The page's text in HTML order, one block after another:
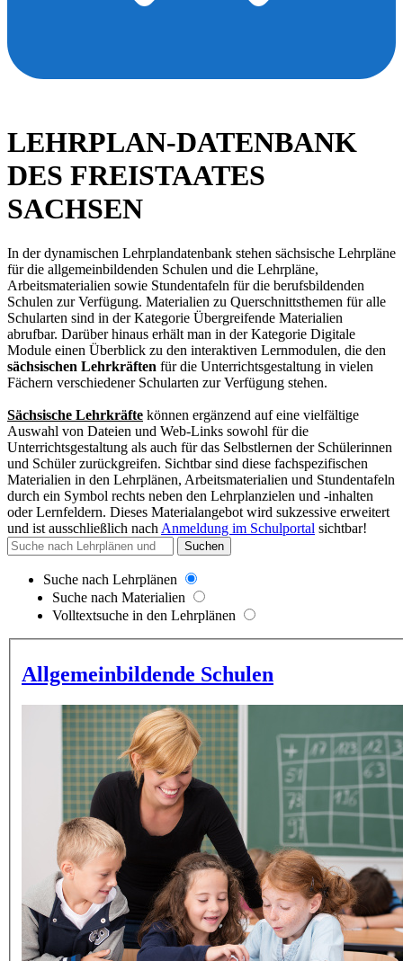
LEHRPLAN-DATENBANK
DES FREISTAATES
SACHSEN
In der dynamischen Lehrplandatenbank stehen sächsische Lehrpläne
für die allgemeinbildenden Schulen und die Lehrpläne,
Arbeitsmaterialien sowie Stundentafeln für die berufsbildenden
Schulen zur Verfügung. Materialien zu Querschnittsthemen für alle
Schularten sind in der Kategorie Übergreifende Materialien
abrufbar. Darüber hinaus erhält man in der Kategorie Digitale
Module einen Überblick zu den interaktiven Lernmodulen, die den
sächsischen Lehrkräften für die Unterrichtsgestaltung in vielen
Fächern verschiedener Schularten zur Verfügung stehen.
Sächsische Lehrkräfte können ergänzend auf eine vielfältige
Auswahl von Dateien und Web-Links sowohl für die
Unterrichtsgestaltung als auch für das Selbstlernen der Schülerinnen
und Schüler zurückgreifen. Sichtbar sind diese fachspezifischen
Materialien in den Lehrplänen, Arbeitsmaterialien und Stundentafeln
durch ein Symbol rechts neben den Lehrplanzielen und -inhalten
oder Lernfeldern. Dieses Materialangebot wird sukzessive erweitert
und ist ausschließlich nach Anmeldung im Schulportal sichtbar!
Suchen
Suche nach Lehrplänen
Suche nach Materialien
Volltextsuche in den Lehrplänen
Allgemeinbildende Schulen